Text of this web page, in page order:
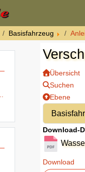
Basisfahrzeug
Übersicht
Suchen
Ebene
Download-
Download